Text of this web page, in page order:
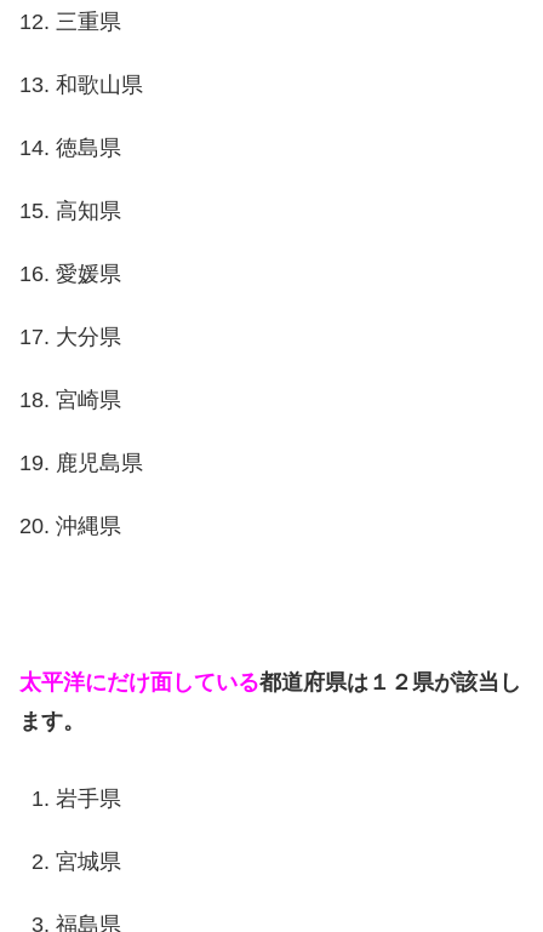
三重県
和歌山県
徳島県
高知県
愛媛県
大分県
宮崎県
鹿児島県
沖縄県
太平洋にだけ面している都道府県は１２県が該当し
ます。
岩手県
宮城県
福島県